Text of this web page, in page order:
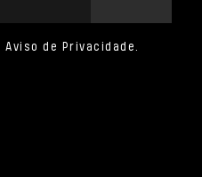
Aviso de Privacidade.